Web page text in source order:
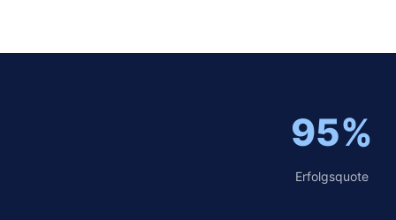
95%
Erfolgsquote